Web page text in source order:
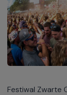
Festiwal Zwarte